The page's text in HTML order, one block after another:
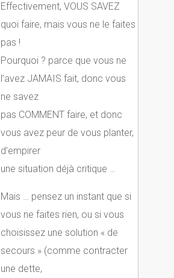
Effectivement, VOUS SAVEZ
quoi faire, mais vous ne le faites
pas !
Pourquoi ? parce que vous ne
l’avez JAMAIS fait, donc vous
ne savez
pas COMMENT faire, et donc
vous avez peur de vous planter,
d’empirer
une situation déjà critique …
Mais … pensez un instant que si
vous ne faites rien, ou si vous
choisissez une solution « de
secours » (comme contracter
une dette,